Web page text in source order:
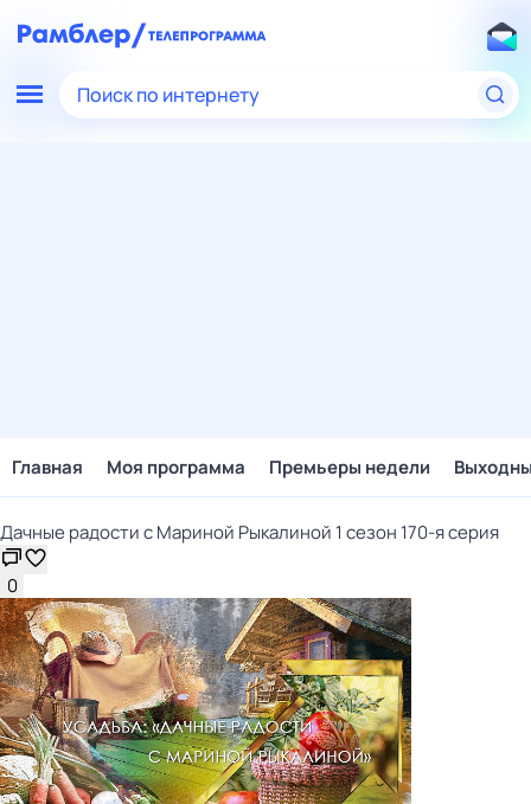
Поиск по интернету
Главная Моя программа Премьеры недели
Дачные радости с Мариной Рыкалиной 1 сезон 170-я серия
0